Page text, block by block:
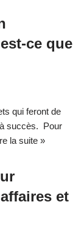
ce que
qui feront de
succès. Pour
la suite »
et